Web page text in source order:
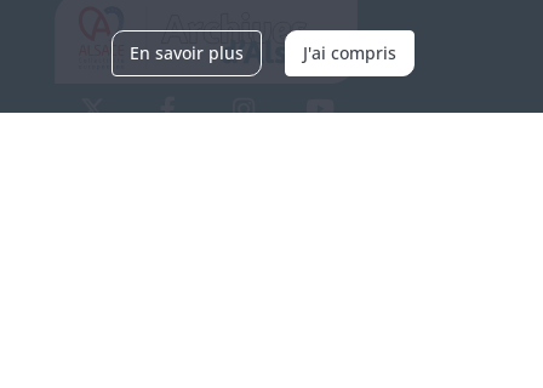
En savoir plus J'ai compris